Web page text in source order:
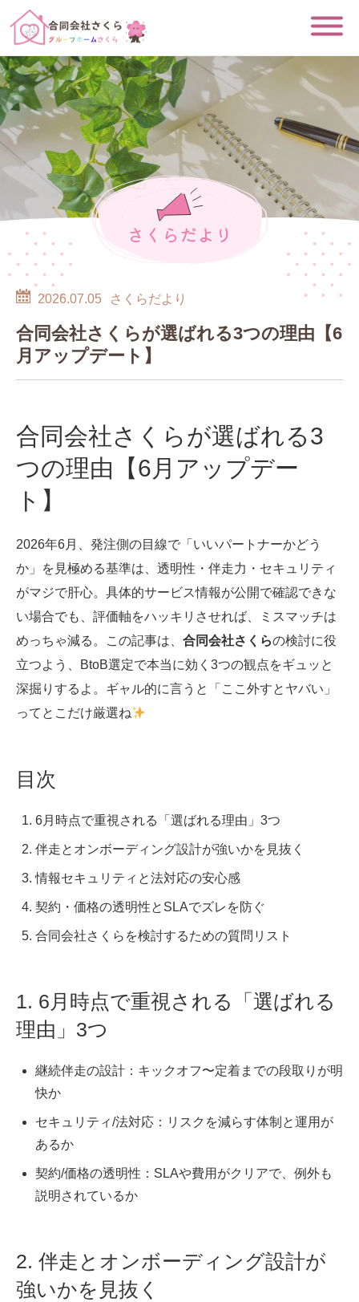
さくらだより
2026.07.05 さくらだより
合同会社さくらが選ばれる3つの理由【6
月アップデート】
合同会社さくらが選ばれる3
つの理由【6月アップデー
ト】
2026年6月、発注側の目線で「いいパートナーかどう
か」を見極める基準は、透明性・伴走力・セキュリティ
がマジで肝心。具体的サービス情報が公開で確認できな
い場合でも、評価軸をハッキリさせれば、ミスマッチは
めっちゃ減る。この記事は、 合同会社さくらの検討に役
立つよう、BtoB選定で本当に効く3つの観点をギュッと
深掘りするよ。ギャル的に言うと「ここ外すとヤバい」
ってとこだけ厳選ね
目次
6月時点で重視される「選ばれる理由」3つ
伴走とオンボーディング設計が強いかを見抜く
情報セキュリティと法対応の安心感
契約・価格の透明性とSLAでズレを防ぐ
合同会社さくらを検討するための質問リスト
1. 6月時点で重視される「選ばれる
理由」3つ
継続伴走の設計：キックオフ〜定着までの段取りが明
快か
セキュリティ/法対応：リスクを減らす体制と運用が
あるか
契約/価格の透明性：SLAや費用がクリアで、例外も
説明されているか
2. 伴走とオンボーディング設計が
強いかを見抜く